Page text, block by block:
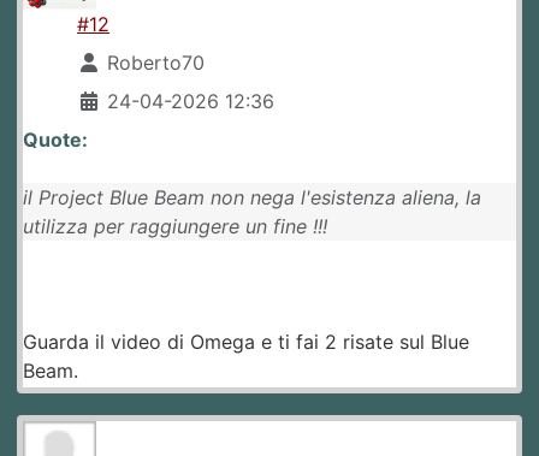
#12
Roberto70
24-04-2026 12:36
Quote:
il Project Blue Beam non nega l'esistenza aliena, la
utilizza per raggiungere un fine !!!
Guarda il video di Omega e ti fai 2 risate sul Blue
Beam.